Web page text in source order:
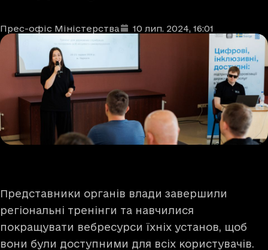
Автори
Прес-офіс Міністерства
Дата та час публікації: 10 лип. 2024, 16:01
Представники органів влади завершили
регіональні тренінги та навчилися
покращувати вебресурси їхніх установ, щоб
вони були доступними для всіх користувачів.